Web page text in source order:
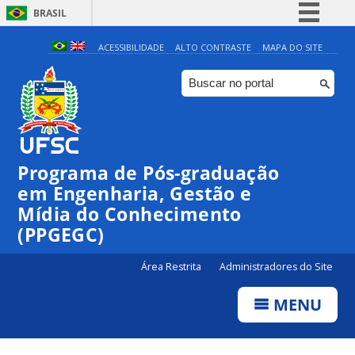
BRASIL
Simplifique!
Comunica BR
Participe
Canais
ACESSIBILIDADE ALTO CONTRASTE MAPA DO SITE
Programa de Pós-graduação
em Engenharia, Gestão e
Mídia do Conhecimento
(PPGEGC)
Área Restrita Administradores do Site
MENU